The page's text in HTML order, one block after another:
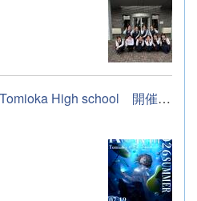
軽音部発表会 Rock in Tomioka High school 開催します